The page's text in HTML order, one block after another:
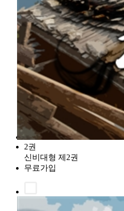
2권
신비대형 제2권
무료가입